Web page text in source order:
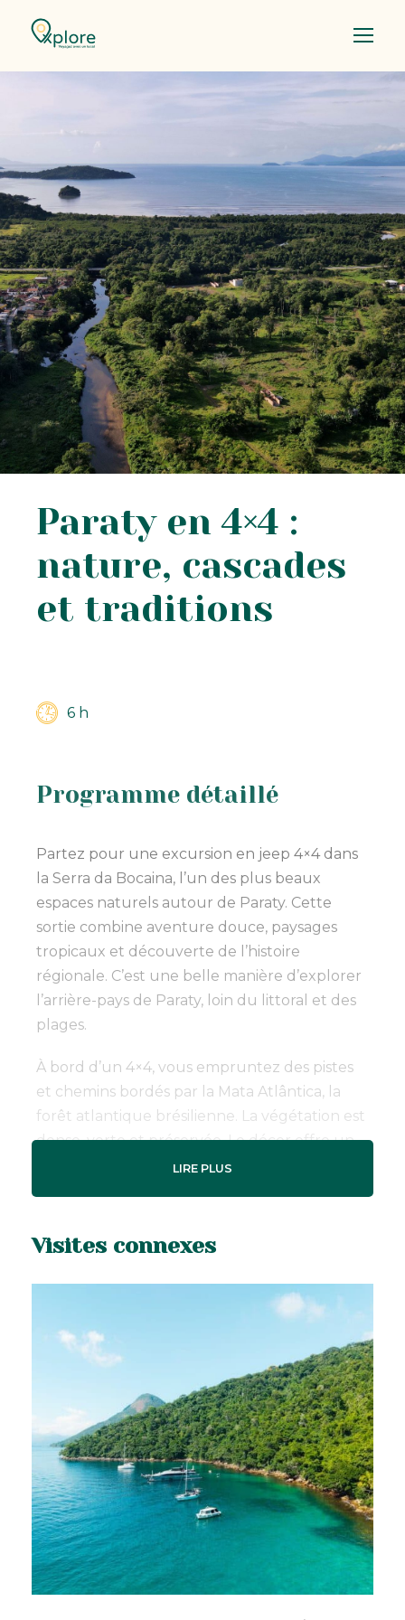
Paraty en 4×4 :
nature, cascades
et traditions
6 h
Programme détaillé
Partez pour une excursion en jeep 4×4 dans
la Serra da Bocaina, l’un des plus beaux
espaces naturels autour de Paraty. Cette
sortie combine aventure douce, paysages
tropicaux et découverte de l’histoire
régionale. C’est une belle manière d’explorer
l’arrière-pays de Paraty, loin du littoral et des
plages.
À bord d’un 4×4, vous empruntez des pistes
et chemins bordés par la Mata Atlântica, la
forêt atlantique brésilienne. La végétation est
dense, verte et préservée. Le décor offre un
contraste superbe avec la baie de Paraty et
sont prévus. Vous découvrirez notamment
les cascades de Pedra Branca, Tobogã et
Tarzan. Ces lieux naturels sont parfaits pour
se rafraîchir, profiter de l’eau claire et admirer
la beauté sauvage de la région.
La cascade du Tobogã est l’un des arrêts les
plus connus. Son rocher lisse forme un
véritable toboggan naturel. L’ambiance y est
conviviale et typique des excursions nature
autour de Paraty. Les autres cascades
permettent de profiter d’un cadre plus
paisible, entouré par la forêt tropicale.
L’excursion comprend également la visite
LIRE PLUS
Visites connexes